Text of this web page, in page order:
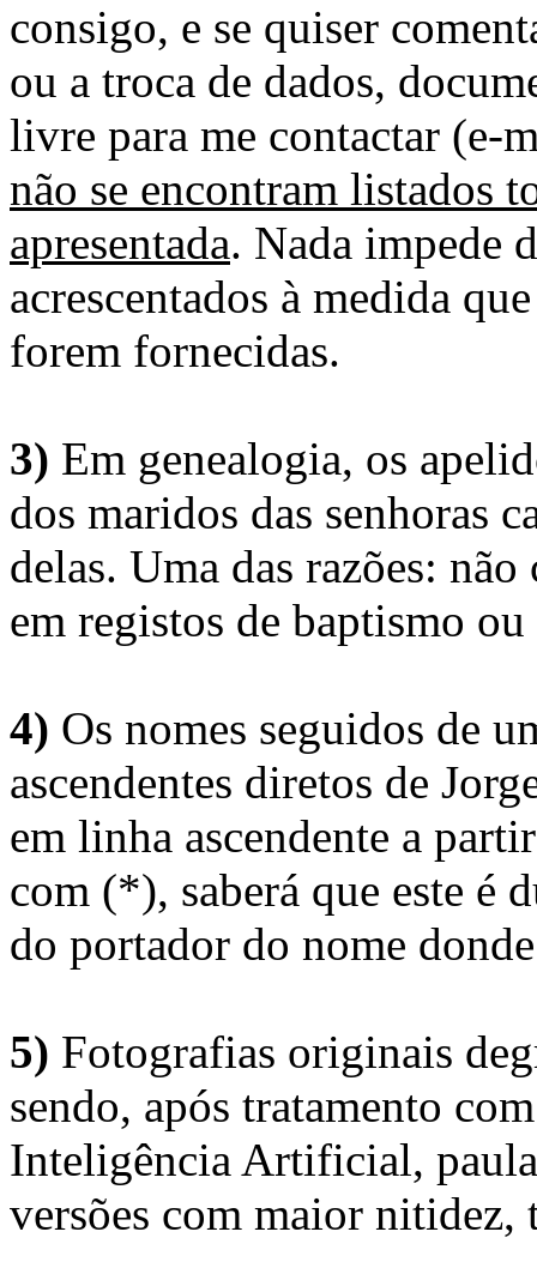
consigo, e se quiser
ou a troca de dados,
livre para me contactar (e-
não se encontram listados
apresentada. Nada impede
acrescentados à medida
forem fornecidas.
3) Em genealogia, os
dos maridos das senhoras
delas. Uma das razões:
em registos de baptismo
4) Os nomes seguidos de
ascendentes diretos de
em linha ascendente a
com (*), saberá que este é
do portador do nome
5) Fotografias originais
sendo, após tratamento
Inteligência Artificial,
versões com maior nitidez,